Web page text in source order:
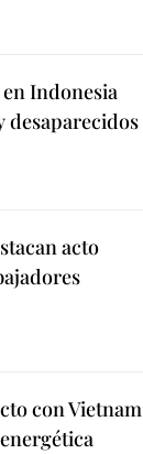
Indonesia
desaparecidos
acto
con Vietnam